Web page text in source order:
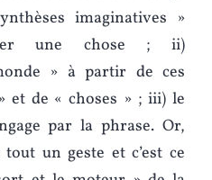
imaginatives »
une chose ; ii)
» à partir de ces
et de « choses » ; iii) le
par la phrase. Or,
un geste et c’est ce